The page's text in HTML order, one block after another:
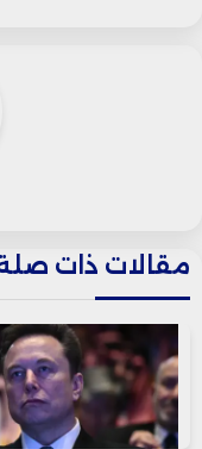
المركزي
الفيدرالي خفض
وذكر الخبير
مقابلة مع
أن الفيدرالي قد
النقدي.
مقالات ذات